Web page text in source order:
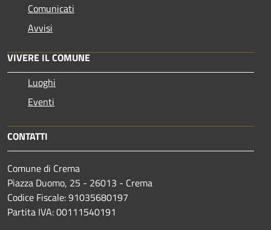
Comunicati
Avvisi
VIVERE IL COMUNE
Luoghi
Eventi
CONTATTI
Comune di Crema
Piazza Duomo, 25 - 26013 - Crema
Codice Fiscale: 91035680197
Partita IVA: 00111540191